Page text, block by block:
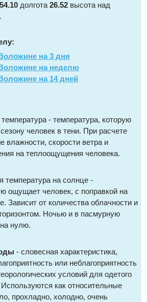
54.10 долгота 26.52 высота над
на 3 дня
на неделю
на 14 дней
- температура, которую
человек в тени. При расчете
влажности, скорости ветра и
на теплоощущения человека.
температура на солнце -
ощущает человек, с поправкой на
Зависит от количества облачности и
Ночью и в пасмурную
нулю.
- словесная характеристика,
или неблагоприятность
условий для одетого
как относительные
прохладно, холодно, очень